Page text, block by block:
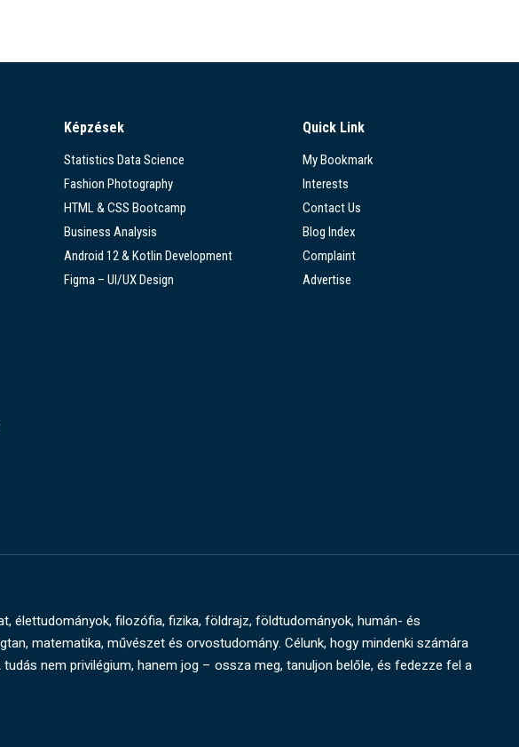
Képzések
Statistics Data Science
Fashion Photography
HTML & CSS Bootcamp
Business Analysis
Android 12 & Kotlin Development
Figma – UI/UX Design
Quick Link
My Bookmark
Interests
Contact Us
Blog Index
Complaint
Advertise
élettudományok, filozófia, fizika, földrajz, földtudományok, humán- és
matematika, művészet és orvostudomány. Célunk, hogy mindenki számára
nem privilégium, hanem jog – ossza meg, tanuljon belőle, és fedezze fel a